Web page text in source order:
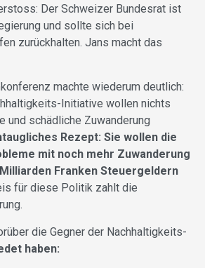
Der Schweizer Bundesrat ist
und sollte sich bei
zurückhalten. Jans macht das
machte wiederum deutlich:
Initiative wollen nichts
und schädliche Zuwanderung
Rezept: Sie wollen die
mit noch mehr Zuwanderung
Franken Steuergeldern
für diese Politik zahlt die
die Gegner der Nachhaltigkeits-
haben: